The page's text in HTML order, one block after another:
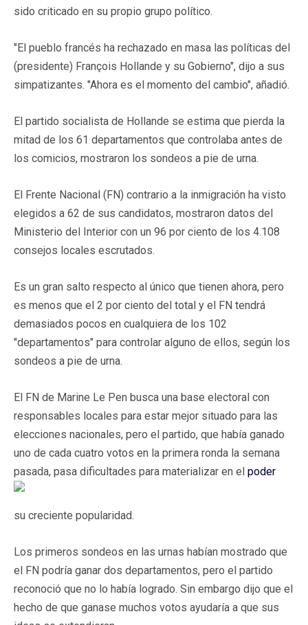
sido criticado en su propio grupo político.
"El pueblo francés ha rechazado en masa las políticas del
(presidente) François Hollande y su Gobierno", dijo a sus
simpatizantes. "Ahora es el momento del cambio", añadió.
El partido socialista de Hollande se estima que pierda la
mitad de los 61 departamentos que controlaba antes de
los comicios, mostraron los sondeos a pie de urna.
El Frente Nacional (FN) contrario a la inmigración ha visto
elegidos a 62 de sus candidatos, mostraron datos del
Ministerio del Interior con un 96 por ciento de los 4.108
consejos locales escrutados.
Es un gran salto respecto al único que tienen ahora, pero
es menos que el 2 por ciento del total y el FN tendrá
demasiados pocos en cualquiera de los 102
"departamentos" para controlar alguno de ellos, según los
sondeos a pie de urna.
El FN de Marine Le Pen busca una base electoral con
responsables locales para estar mejor situado para las
elecciones nacionales, pero el partido, que había ganado
uno de cada cuatro votos en la primera ronda la semana
pasada, pasa dificultades para materializar en el poder
su creciente popularidad.
Los primeros sondeos en las urnas habían mostrado que
el FN podría ganar dos departamentos, pero el partido
reconoció que no lo había logrado. Sin embargo dijo que el
hecho de que ganase muchos votos ayudaría a que sus